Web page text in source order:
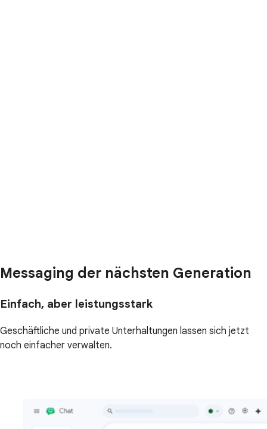
Messaging der nächsten Generation
Einfach, aber leistungsstark
Geschäftliche und private Unterhaltungen lassen sich jetzt
noch einfacher verwalten.